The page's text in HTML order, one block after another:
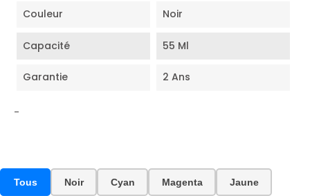
Couleur Noir
Capacité 55 Ml
Garantie 2 Ans
-
Tous Noir Cyan Magenta Jaune